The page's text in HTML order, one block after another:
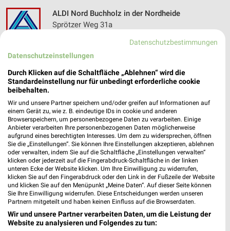
ALDI Nord Buchholz in der Nordheide
Sprötzer Weg 31a
Heute 07:00 - 20:00 Uhr |
254,59 km • Angebote: 4 Prospekte
PENNY Hamburg
Cuxhavener Str. 460
21149 Hamburg
Heute 07:00 - 22:00 Uhr |
Geschlossen
261,52 km • Angebote: 1 Prospekt
ALDI Nord Buchholz in der Nordheide
Hamburger Straße 85
21244 Buchholz in der Nordheide
Heute 07:00 - 20:00 Uhr | Geschlossen
Datenschutzbestimmungen
Datenschutzeinstellungen
Durch Klicken auf die Schaltfläche „Ablehnen“ wird die
Standardeinstellung nur für unbedingt erforderliche cookie
beibehalten.
Wir und unsere Partner speichern und/oder greifen auf Informationen auf
einem Gerät zu, wie z. B. eindeutige IDs in cookie und anderen
Browserspeichern, um personenbezogene Daten zu verarbeiten. Einige
Anbieter verarbeiten Ihre personenbezogenen Daten möglicherweise
aufgrund eines berechtigten Interesses. Um dem zu widersprechen, öffnen
Sie die „Einstellungen“. Sie können Ihre Einstellungen akzeptieren, ablehnen
oder verwalten, indem Sie auf die Schaltfläche „Einstellungen verwalten“
klicken oder jederzeit auf die Fingerabdruck-Schaltfläche in der linken
unteren Ecke der Website klicken. Um Ihre Einwilligung zu widerrufen,
klicken Sie auf den Fingerabdruck oder den Link in der Fußzeile der Website
und klicken Sie auf den Menüpunkt „Meine Daten“. Auf dieser Seite können
Sie Ihre Einwilligung widerrufen. Diese Entscheidungen werden unseren
Partnern mitgeteilt und haben keinen Einfluss auf die Browserdaten.
Wir und unsere Partner verarbeiten Daten, um die Leistung der
Website zu analysieren und Folgendes zu tun: